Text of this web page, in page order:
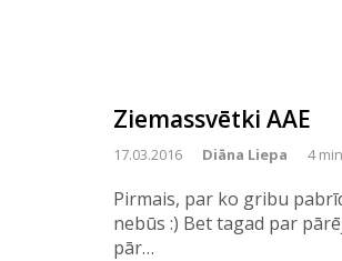
Ziemassvētki AAE
17.03.2016 Diāna Liepa 4
Pirmais, par ko gribu
nebūs :) Bet tagad par
pār…